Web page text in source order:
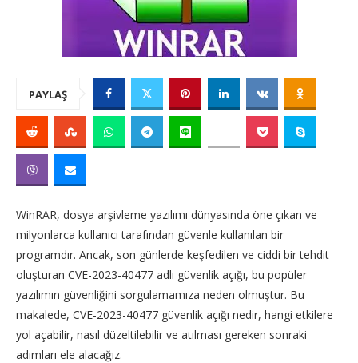
PAYLAŞ
WinRAR, dosya arşivleme yazılımı dünyasında öne çıkan ve
milyonlarca kullanıcı tarafından güvenle kullanılan bir
programdır. Ancak, son günlerde keşfedilen ve ciddi bir tehdit
oluşturan CVE-2023-40477 adlı güvenlik açığı, bu popüler
yazılımın güvenliğini sorgulamamıza neden olmuştur. Bu
makalede, CVE-2023-40477 güvenlik açığı nedir, hangi etkilere
yol açabilir, nasıl düzeltilebilir ve atılması gereken sonraki
adımları ele alacağız.